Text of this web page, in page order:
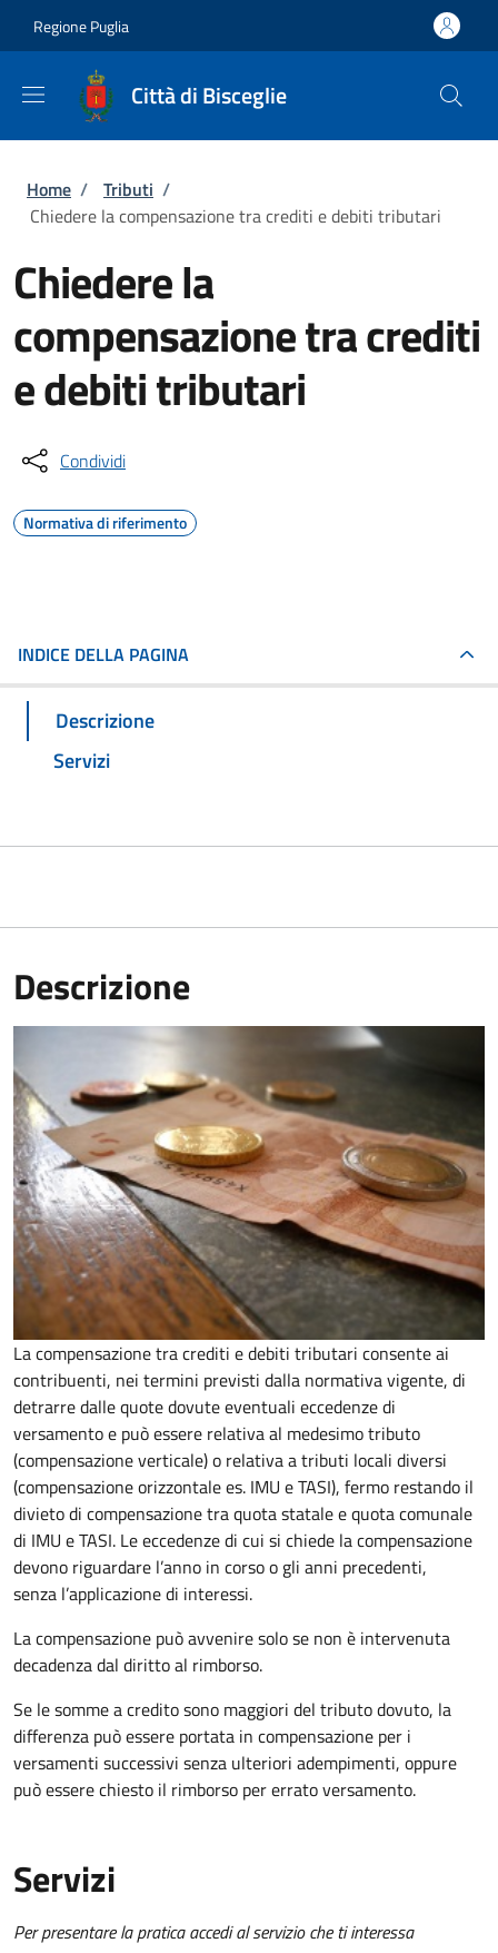
Regione Puglia
Città di Bisceglie
Briciole di pane
Home / Tributi /
Chiedere la compensazione tra crediti e debiti tributari
Chiedere la
compensazione tra crediti
e debiti tributari
Condividi
Normativa di riferimento
INDICE DELLA PAGINA
Descrizione
Servizi
Descrizione
La compensazione tra crediti e debiti tributari consente ai
contribuenti, nei termini previsti dalla normativa vigente, di
detrarre dalle quote dovute eventuali eccedenze di
versamentoe può essere relativa al medesimo tributo
(compensazione verticale) o relativa a tributi locali diversi
(compensazione orizzontale es. IMU e TASI), fermo restando il
divieto di compensazione tra quota statale e quota comunale
di IMU e TASI. Le eccedenze di cui si chiede la compensazione
devono riguardare l’anno in corso o gli anni precedenti,
senza l’applicazione di interessi.
La compensazione può avvenire solo se non è intervenuta
decadenza dal diritto al rimborso.
Se le somme a credito sono maggiori del tributo dovuto, la
differenza può essere portata in compensazione per i
versamenti successivi senza ulteriori adempimenti, oppure
può essere chiesto il rimborso per errato versamento.
Servizi
Per presentare la pratica accedi al servizio che ti interessa